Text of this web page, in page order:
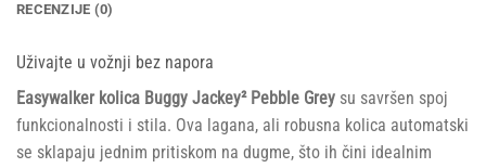
RECENZIJE (0)
Uživajte u vožnji bez napora
Easywalker kolica Buggy Jackey² Pebble Grey su savršen spoj
funkcionalnosti i stila. Ova lagana, ali robusna kolica automatski
se sklapaju jednim pritiskom na dugme, što ih čini idealnim